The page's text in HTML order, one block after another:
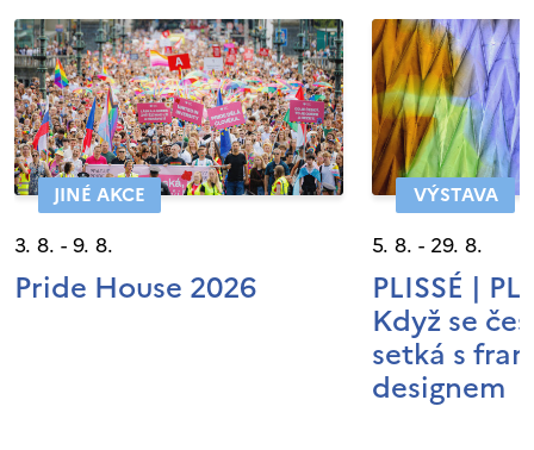
JINÉ AKCE
3. 8. - 9. 8.
Pride House 2026
VÝSTAVA
5. 8. - 29. 8.
PLISSÉ |
Když se
setká s
designem